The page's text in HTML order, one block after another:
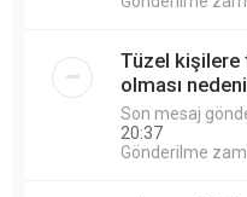
Tüzel kişilere
olması
Son mesaj
20:37
Gönderilme